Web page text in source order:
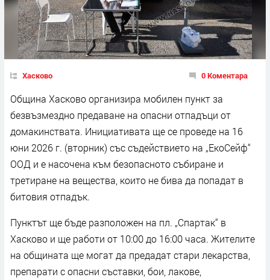
Хасково 0 Коментара
Община Хасково организира мобилен пункт за
безвъзмездно предаване на опасни отпадъци от
домакинствата. Инициативата ще се проведе на 16
юни 2026 г. (вторник) със съдействието на „ЕкоСейф“
ООД и е насочена към безопасното събиране и
третиране на вещества, които не бива да попадат в
битовия отпадък.
Пунктът ще бъде разположен на пл. „Спартак“ в
Хасково и ще работи от 10:00 до 16:00 часа. Жителите
на общината ще могат да предадат стари лекарства,
препарати с опасни съставки, бои, лакове,